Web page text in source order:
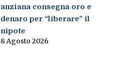
anziana consegna oro e
denaro per “liberare” il
nipote
8 Agosto 2026